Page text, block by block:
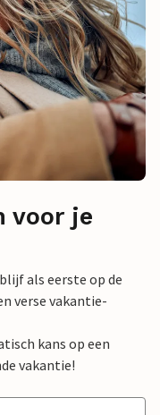
voor je
als eerste op de
verse vakantie-
kans op een
vakantie!